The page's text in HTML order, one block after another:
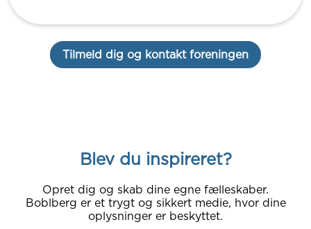
Tilmeld dig og kontakt foreningen
Blev du inspireret?
Opret dig og skab dine egne fælleskaber.
Boblberg er et trygt og sikkert medie, hvor dine
oplysninger er beskyttet.